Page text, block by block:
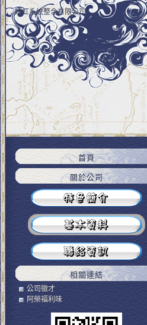
婕虹系統整合有限公司
首頁
關於公司
相關連結
公司徵才
阿榮福利味